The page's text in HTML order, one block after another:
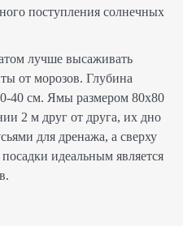
поступления солнечных
лучше высаживать
от морозов. Глубина
40 см. Ямы размером 80х80
2 м друг от друга, их дно
для дренажа, а сверху
идеальным является